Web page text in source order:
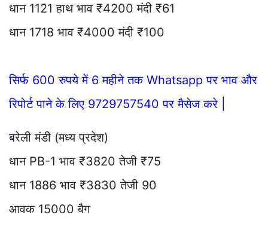
धान 1121 हाथ भाव ₹4200 मंदी ₹61
धान 1718 भाव ₹4000 मंदी ₹100
सिर्फ 600 रुपये में 6 महीने तक Whatsapp पर भाव और
रिपोर्ट पाने के लिए 9729757540 पर मैसेज करे |
बरेली मंडी (मध्य प्रदेश)
धान PB-1 भाव ₹3820 तेजी ₹75
धान 1886 भाव ₹3830 तेजी 90
आवक 15000 बैग